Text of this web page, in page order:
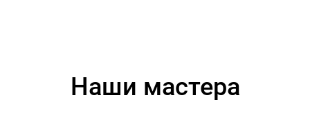
Наши мастера